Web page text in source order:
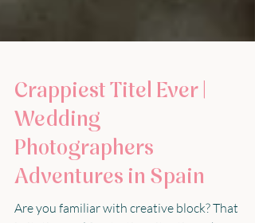
Crappiest Titel Ever |
Wedding
Photographers
Adventures in Spain